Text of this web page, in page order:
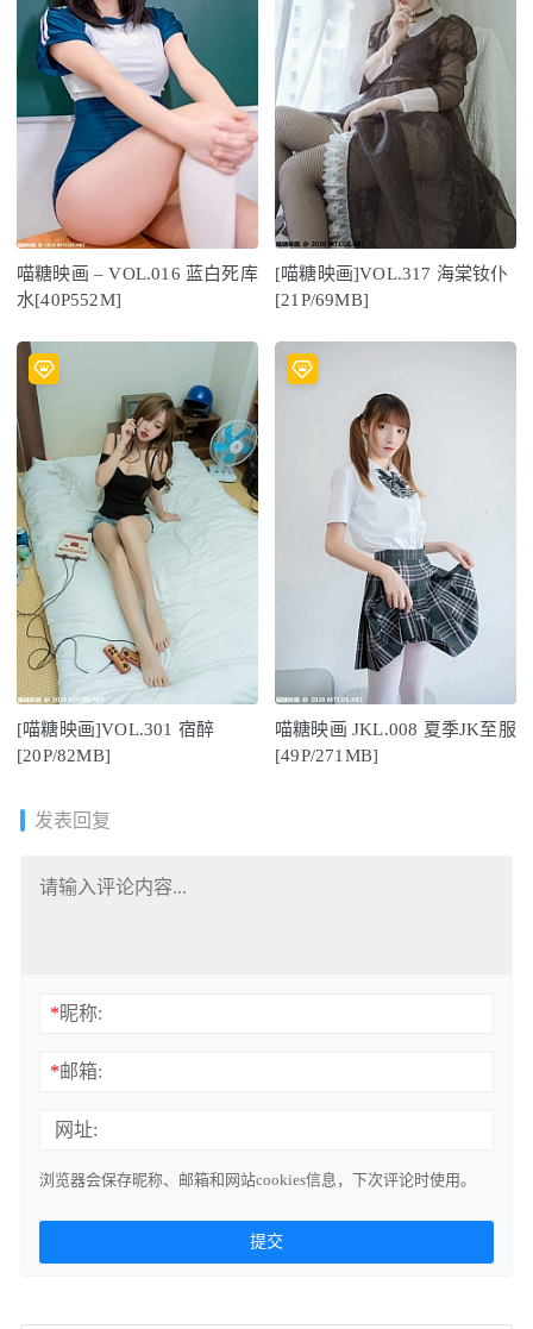
喵糖映画 – VOL.016 蓝白死库
水[40P552M]
[喵糖映画]VOL.317 海棠钕仆
[21P/69MB]
[喵糖映画]VOL.301 宿醉
[20P/82MB]
喵糖映画 JKL.008 夏季JK至服
[49P/271MB]
发表回复
*昵称:
*邮箱:
网址:
浏览器会保存昵称、邮箱和网站cookies信息，下次评论时使用。